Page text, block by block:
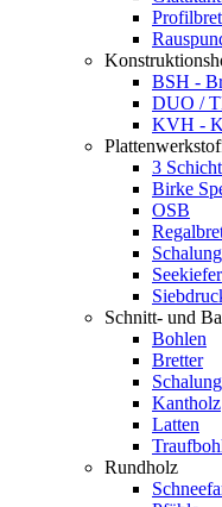
BSH -
DUO /
KVH -
3
Birke
OSB
Seekiefer
Schnitt- und
Bohlen
Bretter
Kantholz
Latten
Rundholz